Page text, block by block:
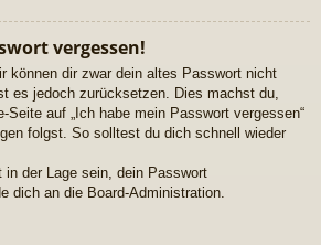
vergessen!
können dir zwar dein altes Passwort nicht
es jedoch zurücksetzen. Dies machst du,
Seite auf „Ich habe mein Passwort vergessen“
folgst. So solltest du dich schnell wieder
der Lage sein, dein Passwort
dich an die Board-Administration.